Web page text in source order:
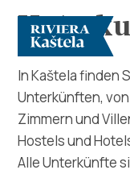
In Kaštela finden
Unterkünften,
Zimmern und
Hostels und
Alle Unterkünfte